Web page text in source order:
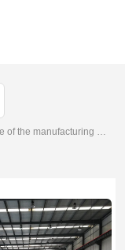
Development, design, production and sales in one of the manufacturing enterprises